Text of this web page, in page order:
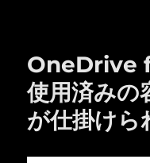
OneDrive
使用済みの
が仕掛けら